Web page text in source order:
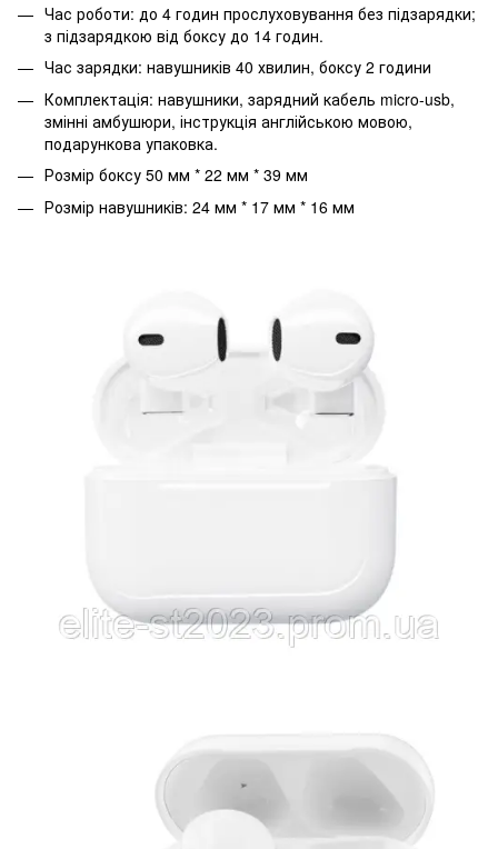
Час роботи: до 4 годин прослуховування без підзарядки;
з підзарядкою від боксу до 14 годин.
Час зарядки: навушників 40 хвилин, боксу 2 години
Комплектація: навушники, зарядний кабель micro-usb,
змінні амбушюри, інструкція англійською мовою,
подарункова упаковка.
Розмір боксу 50 мм * 22 мм * 39 мм
Розмір навушників: 24 мм * 17 мм * 16 мм